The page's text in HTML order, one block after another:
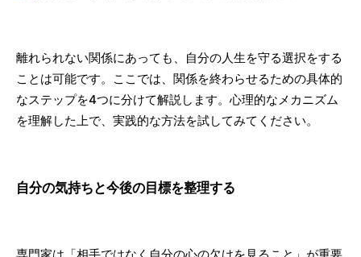
離れられない関係にあっても、自分の人生を守る選択をする
ことは可能です。ここでは、関係を終わらせるための具体的
なステップを4つに分けて解説します。心理的なメカニズム
を理解した上で、実践的な方法を試してみてください。
自分の気持ちと今後の目標を整理する